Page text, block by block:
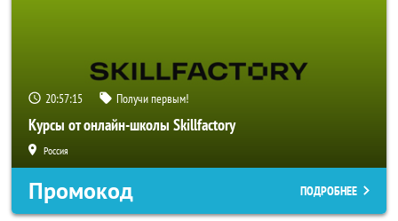
20:57:14 Получи первым!
Курсы от онлайн-школы Skillfactory
Россия
Промокод ПОДРОБНЕЕ